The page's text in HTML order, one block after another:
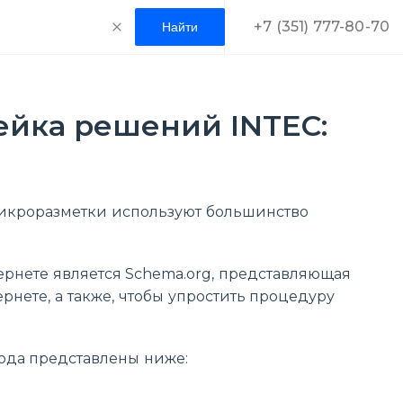
+7 (351) 777-80-70
решений INTEC:
используют большинство
является Schema.org, представляющая
а также, чтобы упростить процедуру
представлены ниже: